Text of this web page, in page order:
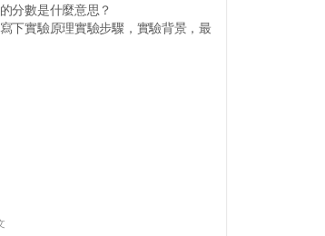
分數是什麼意思？
下實驗原理實驗步驟，實驗背景，最